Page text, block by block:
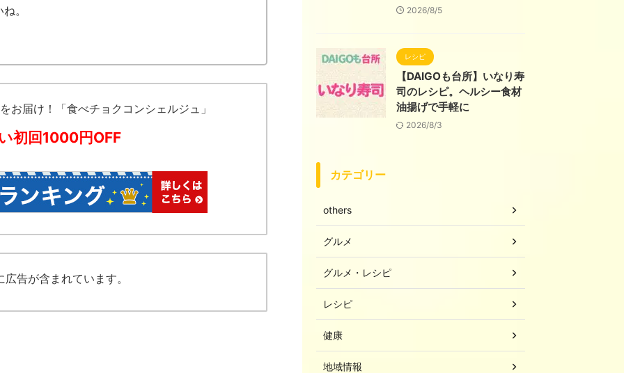
。
お届け！「食べチョクコンシェルジュ」
初回1000円OFF
広告が含まれています。
2026/8/5
レシピ
【DAIGOも台所】いなり寿
司のレシピ。ヘルシー食材
油揚げで手軽に
2026/8/3
カテゴリー
others
グルメ
グルメ・レシピ
レシピ
健康
地域情報